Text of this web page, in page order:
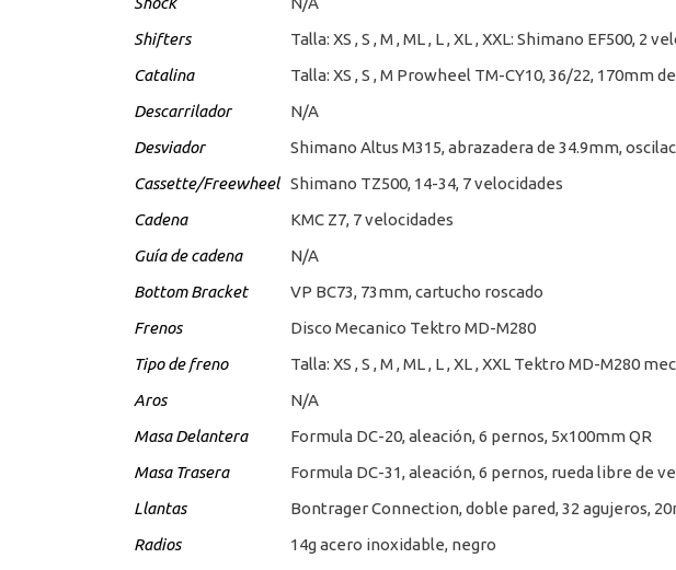
Shifters
Talla: XS , S , M , ML , L , XL , XXL: Shimano EF500, 2
Catalina
Talla: XS , S , M Prowheel TM-CY10, 36/22, 170mm
Descarrilador
N/A
Desviador
Shimano Altus M315, abrazadera de 34.9mm,
Cassette/Freewheel Shimano TZ500, 14-34, 7 velocidades
Cadena
KMC Z7, 7 velocidades
Guía de cadena
N/A
Bottom Bracket
VP BC73, 73mm, cartucho roscado
Frenos
Disco Mecanico Tektro MD-M280
Tipo de freno
Talla: XS , S , M , ML , L , XL , XXL Tektro MD-M280
Aros
N/A
Masa Delantera
Formula DC-20, aleación, 6 pernos, 5x100mm QR
Masa Trasera
Formula DC-31, aleación, 6 pernos, rueda libre de
Llantas
Bontrager Connection, doble pared, 32 agujeros,
Radios
14g acero inoxidable, negro